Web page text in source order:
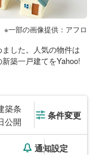
一部の画像提供：アフロ
した。人気の物件は
築一戸建てをYahoo!
築条
公開
条件変更
通知設定